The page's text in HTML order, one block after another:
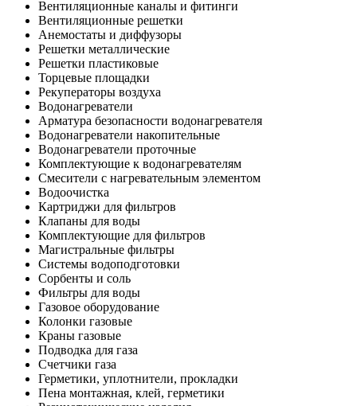
Вентиляционные каналы и фитинги
Вентиляционные решетки
Анемостаты и диффузоры
Решетки металлические
Решетки пластиковые
Торцевые площадки
Рекуператоры воздуха
Водонагреватели
Арматура безопасности водонагревателя
Водонагреватели накопительные
Водонагреватели проточные
Комплектующие к водонагревателям
Смесители с нагревательным элементом
Водоочистка
Картриджи для фильтров
Клапаны для воды
Комплектующие для фильтров
Магистральные фильтры
Системы водоподготовки
Сорбенты и соль
Фильтры для воды
Газовое оборудование
Колонки газовые
Краны газовые
Подводка для газа
Счетчики газа
Герметики, уплотнители, прокладки
Пена монтажная, клей, герметики